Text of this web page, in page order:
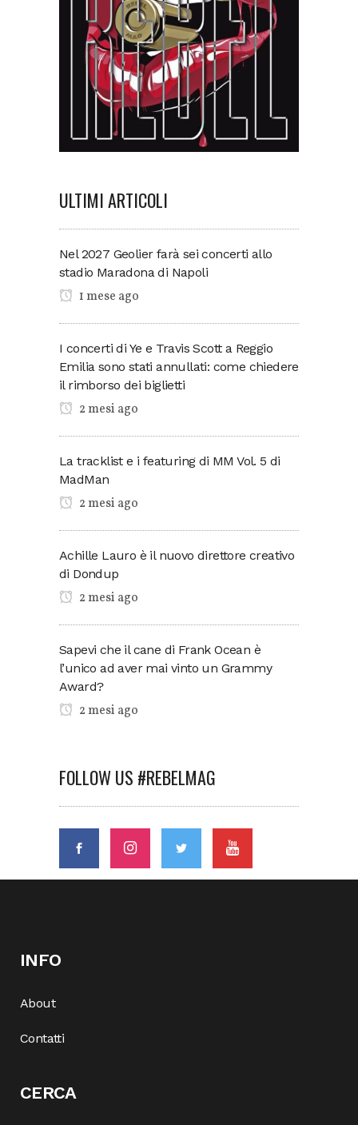
ULTIMI ARTICOLI
Nel 2027 Geolier farà sei concerti allo
stadio Maradona di Napoli
1 mese ago
I concerti di Ye e Travis Scott a Reggio
Emilia sono stati annullati: come chiedere
il rimborso dei biglietti
2 mesi ago
La tracklist e i featuring di MM Vol. 5 di
MadMan
2 mesi ago
Achille Lauro è il nuovo direttore creativo
di Dondup
2 mesi ago
Sapevi che il cane di Frank Ocean è
l’unico ad aver mai vinto un Grammy
Award?
2 mesi ago
FOLLOW US #REBELMAG
INFO
About
Contatti
CERCA